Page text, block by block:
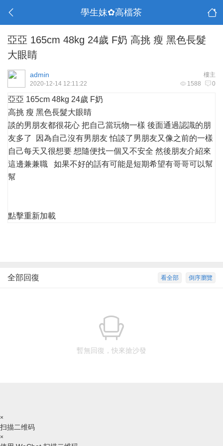
學生妹✿高檔茶
亞亞 165cm 48kg 24歲 F奶 高挑 瘦 黑色長髮
大眼睛
樓主
admin
1588 0
2020-12-14 12:11:22
亞亞 165cm 48kg 24歲 F奶
高挑 瘦 黑色長髮大眼睛
談的男朋友都很花心 把自己當玩物一樣 後面通過認識的朋
友多了 因為自己沒有男朋友 怕談了男朋友又像之前的一樣
自己每天又很想要 想隨便找一個又不安全 然後朋友介紹來
這邊兼兼職 如果不好的話有可能是短期希望有哥哥可以幫
幫
點擊重新加載
倒序瀏覽
看全部
全部回復
暫無回復，快來搶沙發
×
扫描二维码
×